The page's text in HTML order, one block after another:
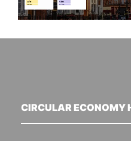
CIRCULAR ECONOMY